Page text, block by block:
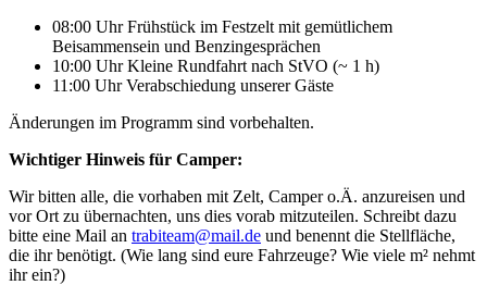
08:00 Uhr Frühstück im Festzelt mit gemütlichem
Beisammensein und Benzingesprächen
10:00 Uhr Kleine Rundfahrt nach StVO (~ 1 h)
11:00 Uhr Verabschiedung unserer Gäste
Änderungen im Programm sind vorbehalten.
Wichtiger Hinweis für Camper:
Wir bitten alle, die vorhaben mit Zelt, Camper o.Ä. anzureisen und
vor Ort zu übernachten, uns dies vorab mitzuteilen. Schreibt dazu
bitte eine Mail an trabiteam@mail.de und benennt die Stellfläche,
die ihr benötigt. (Wie lang sind eure Fahrzeuge? Wie viele m² nehmt
ihr ein?)